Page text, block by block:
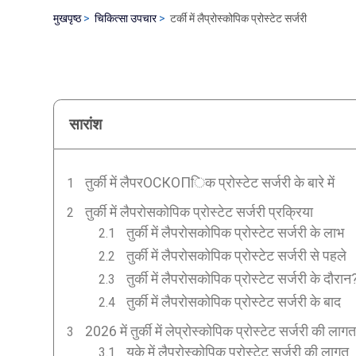
मुखपृष्ठ चिकित्सा उपचार टर्की में लैप्रोस्कोपिक प्रोस्टेट सर्जरी
सारांश
तुर्की में लैपरОСКОПिक प्रोस्टेट सर्जरी के बारे में
तुर्की में लैपरोसकोपिक प्रोस्टेट सर्जरी प्रक्रिया
तुर्की में लैपरोसकोपिक प्रोस्टेट सर्जरी के लाभ
तुर्की में लैपरोसकोपिक प्रोस्टेट सर्जरी से पहले
तुर्की में लैपरोसकोपिक प्रोस्टेट सर्जरी के
तुर्की में लैपरोसकोपिक प्रोस्टेट सर्जरी के बाद
2026 में तुर्की में लेप्रोस्कोपिक प्रोस्टेट सर्जरी की लागत
यूके में लैप्रोस्कोपिक प्रोस्टेट सर्जरी की लागत